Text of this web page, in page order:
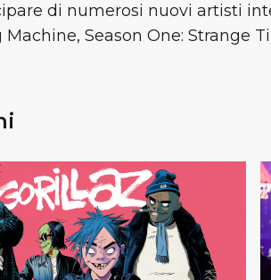
di numerosi nuovi artisti
Machine, Season One: Strange